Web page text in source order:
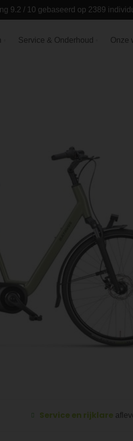
9.2 / 10 gebaseerd op 2389
Service & Onderhoud Onze
Service en rijklare